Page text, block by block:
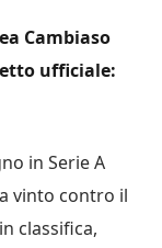
Cambiaso
ufficiale:
in Serie A
vinto contro il
classifica,